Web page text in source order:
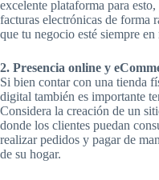
excelente plataforma para
facturas electrónicas de forma
que tu negocio esté siempre
2. Presencia online y
Si bien contar con una tienda
digital también es importante
Considera la creación de un
donde los clientes puedan
realizar pedidos y pagar de
de su hogar.